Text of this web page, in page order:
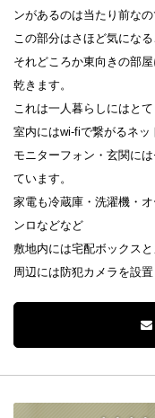
ンがあるのは当たり前な
この部分はさほど気にな
それどころか東向きの部
乾きます。
これは一人暮らしにはと
室内にはwi-fiで繋がるネッ
モニターフォン・玄関に
ています。
家電も冷蔵庫・洗濯機・
ンロなどなど
敷地内には宅配ボックス
周辺には防犯カメラを設